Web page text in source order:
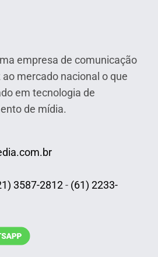
empresa de comunicação
mercado nacional o que
em tecnologia de
de mídia.
3587-2812- (61) 2233-